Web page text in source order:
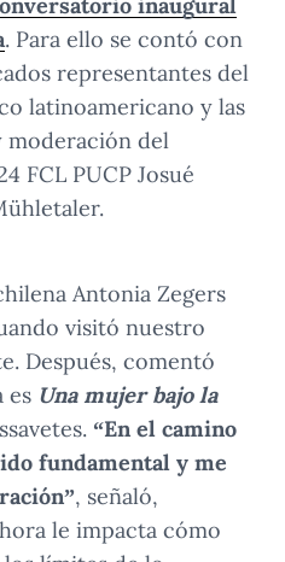
inaugural
. Para ello se contó con
representantes del
latinoamericano y las
moderación del
FCL PUCP Josué
Antonia Zegers
visitó nuestro
Después, comentó
es Una mujer bajo la
“En el camino
fundamental y me
, señaló,
le impacta cómo